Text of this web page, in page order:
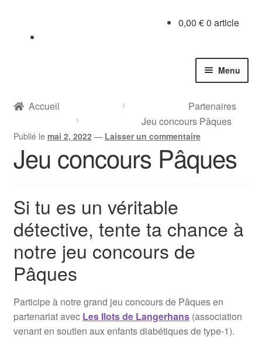
0,00€0 article
Menu
Accueil
Partenaires
Jeu concours Pâques
Publié le mai 2, 2022 — Laisser un commentaire
Jeu concours Pâques
Si tu es un véritable
détective, tente ta chance à
notre jeu concours de
Pâques
Participe à notre grand jeu concours de Pâques en
partenariat avec Les Ilots de Langerhans(association
venant en soutien aux enfants diabétiques de type-1).